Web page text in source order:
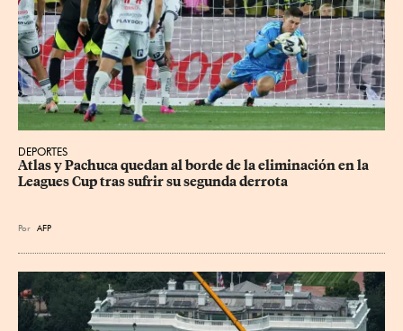
DEPORTES
Atlas y Pachuca quedan al borde de la eliminación en la
Leagues Cup tras sufrir su segunda derrota
Por AFP